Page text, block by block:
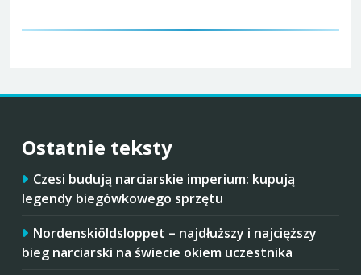
Ostatnie teksty
Czesi budują narciarskie imperium: kupują
legendy biegówkowego sprzętu
Nordenskiöldsloppet – najdłuższy i najcięższy
bieg narciarski na świecie okiem uczestnika